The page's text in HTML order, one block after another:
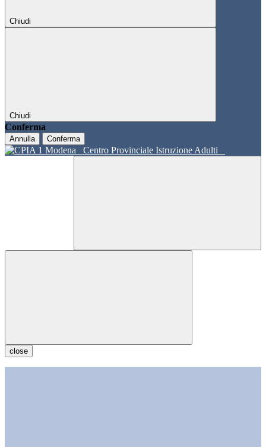
Chiudi
Chiudi
Conferma
Annulla Conferma
Centro Provinciale Istruzione Adulti
close